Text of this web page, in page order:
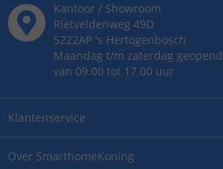
Over SmarthomeKoning
Klantenservice
Kantoor / Showroom
Rietveldenweg 49D
5222AP 's Hertogenbosch
Maandag t/m zaterdag geopend
van 09.00 tot 17.00 uur